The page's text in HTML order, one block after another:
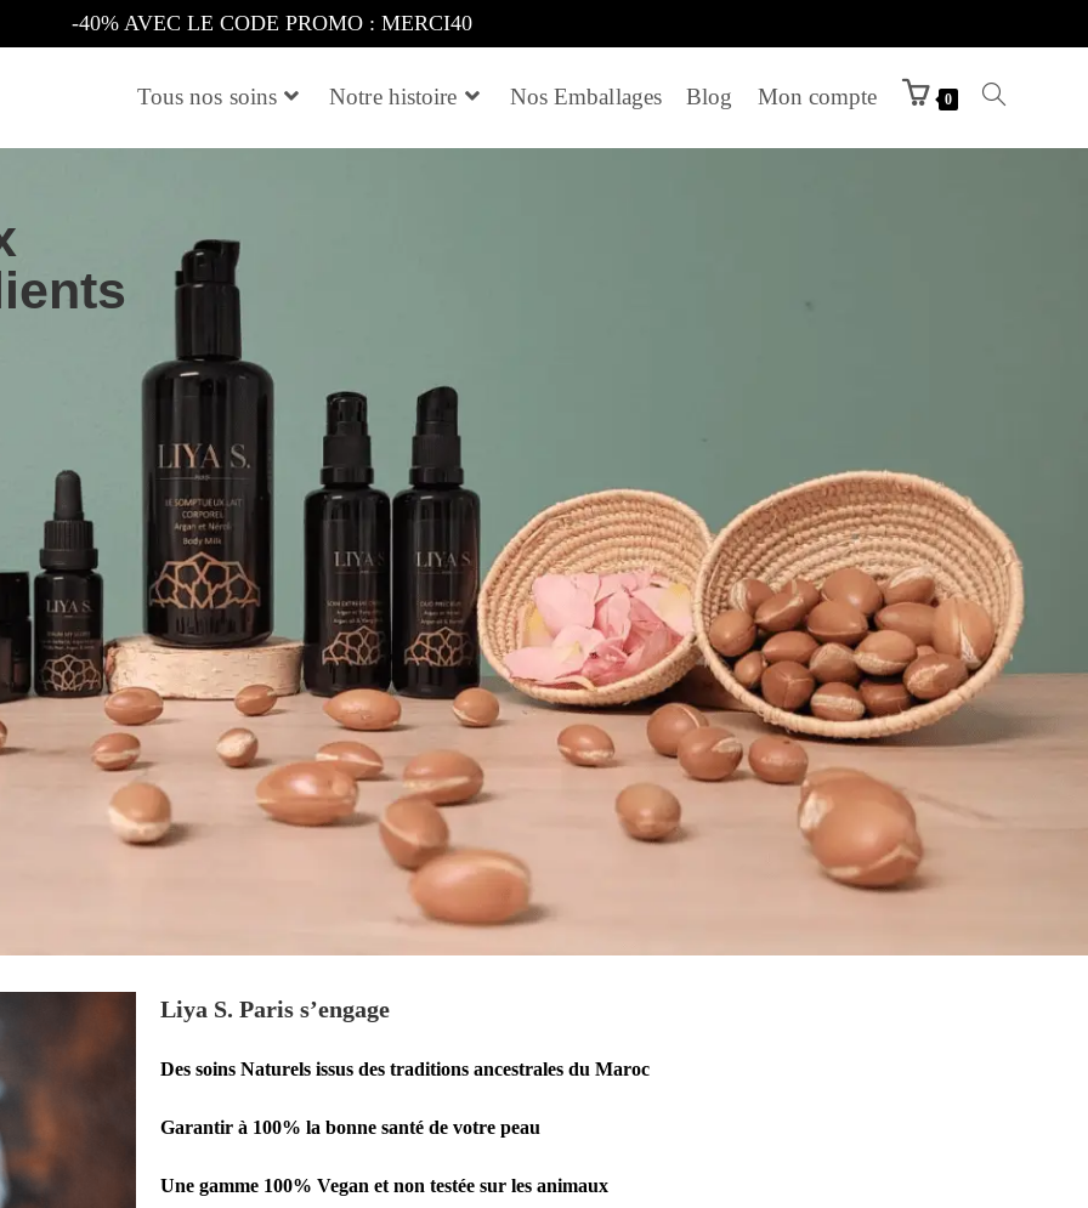
-40% AVEC LE CODE PROMO : MERCI40
Tous nos soins Notre histoire Nos Emballages Blog Mon compte 0
Liya S. Paris s’engage
Des soins Naturels issus des traditions ancestrales du Maroc
Garantir à 100% la bonne santé de votre peau
Une gamme 100% Vegan et non testée sur les animaux